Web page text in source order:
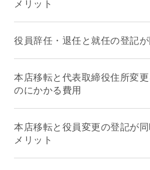
メリット
役員辞任・退任と就任の登記
本店移転と代表取締役住所変
のにかかる費用
本店移転と役員変更の登記が
メリット